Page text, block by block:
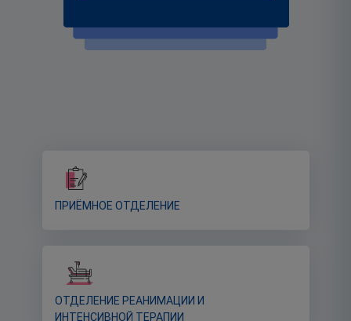
ПРИЁМНОЕ ОТДЕЛЕНИЕ
ОТДЕЛЕНИЕ РЕАНИМАЦИИ И
ИНТЕНСИВНОЙ ТЕРАПИИ